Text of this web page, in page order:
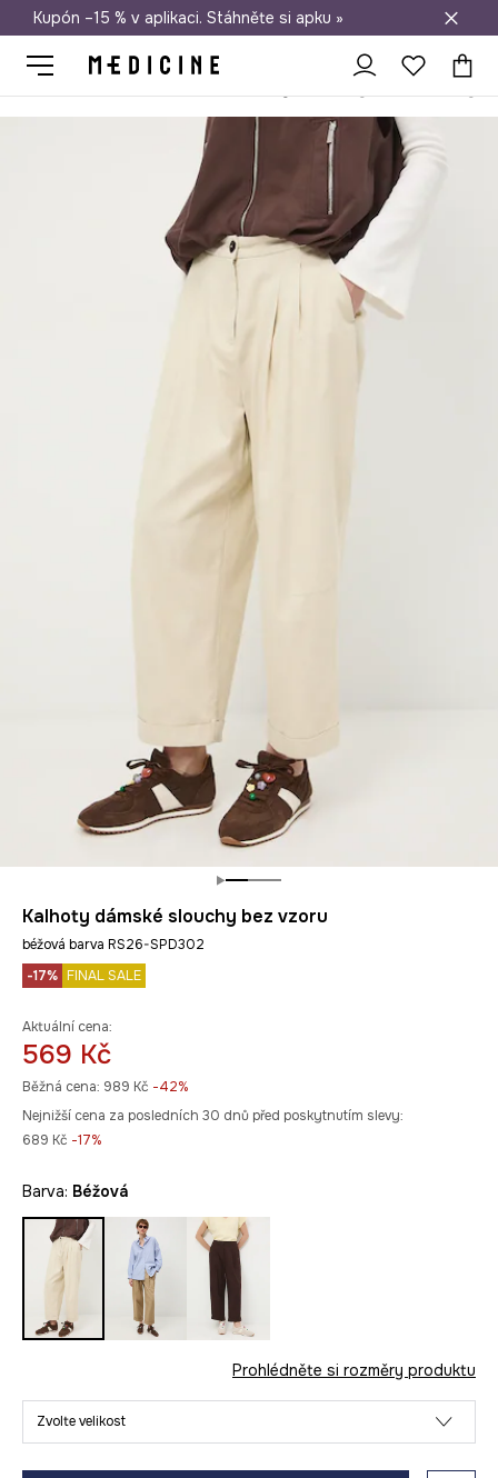
Doprava zdarma při nákupu nad 1 200 Kč
Kupón –15 % v aplikaci. Stáhněte si apku »
Kalhoty dámské slouchy bez vzoru
béžová barva RS26-SPD302
-17% FINAL SALE
Aktuální cena:
569 Kč
Běžná cena: 989 Kč -42%
Nejnižší cena za posledních 30 dnů před poskytnutím slevy:
689 Kč -17%
Barva: béžová
Prohlédněte si rozměry produktu
Zvolte velikost